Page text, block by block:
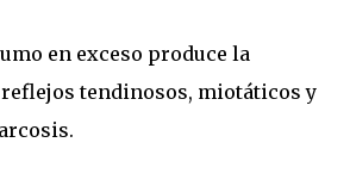
en exceso produce la
tendinosos, miotáticos y